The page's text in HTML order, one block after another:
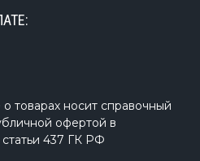
товарах носит справочный
офертой в
статьи 437 ГК РФ